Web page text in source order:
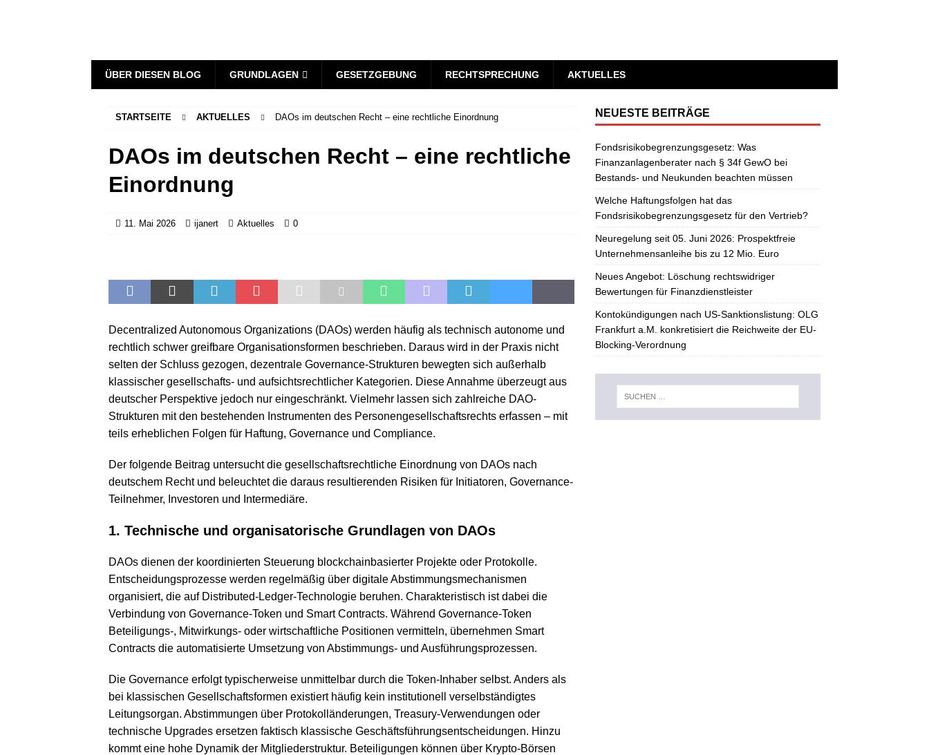
ÜBER DIESEN BLOG GRUNDLAGEN GESETZGEBUNG RECHTSPRECHUNG AKTUELLES
STARTSEITE AKTUELLES DAOs im deutschen Recht – eine rechtliche Einordnung
DAOs im deutschen Recht – eine rechtliche
Einordnung
11. Mai 2026 ijanert Aktuelles 0
Decentralized Autonomous Organizations (DAOs) werden häufig als technisch autonome und
rechtlich schwer greifbare Organisationsformen beschrieben. Daraus wird in der Praxis nicht
selten der Schluss gezogen, dezentrale Governance-Strukturen bewegten sich außerhalb
klassischer gesellschafts- und aufsichtsrechtlicher Kategorien. Diese Annahme überzeugt aus
deutscher Perspektive jedoch nur eingeschränkt. Vielmehr lassen sich zahlreiche DAO-
Strukturen mit den bestehenden Instrumenten des Personengesellschaftsrechts erfassen – mit
teils erheblichen Folgen für Haftung, Governance und Compliance.
Der folgende Beitrag untersucht die gesellschaftsrechtliche Einordnung von DAOs nach
deutschem Recht und beleuchtet die daraus resultierenden Risiken für Initiatoren, Governance-
Teilnehmer, Investoren und Intermediäre.
1. Technische und organisatorische Grundlagen von DAOs
DAOs dienen der koordinierten Steuerung blockchainbasierter Projekte oder Protokolle.
Entscheidungsprozesse werden regelmäßig über digitale Abstimmungsmechanismen
organisiert, die auf Distributed-Ledger-Technologie beruhen. Charakteristisch ist dabei die
Verbindung von Governance-Token und Smart Contracts. Während Governance-Token
Beteiligungs-, Mitwirkungs- oder wirtschaftliche Positionen vermitteln, übernehmen Smart
Contracts die automatisierte Umsetzung von Abstimmungs- und Ausführungsprozessen.
Die Governance erfolgt typischerweise unmittelbar durch die Token-Inhaber selbst. Anders als
bei klassischen Gesellschaftsformen existiert häufig kein institutionell verselbständigtes
Leitungsorgan. Abstimmungen über Protokolländerungen, Treasury-Verwendungen oder
technische Upgrades ersetzen faktisch klassische Geschäftsführungsentscheidungen. Hinzu
kommt eine hohe Dynamik der Mitgliederstruktur. Beteiligungen können über Krypto-Börsen
NEUESTE BEITRÄGE
Fondsrisikobegrenzungsgesetz: Was
Finanzanlagenberater nach § 34f GewO bei
Bestands- und Neukunden beachten müssen
Welche Haftungsfolgen hat das
Fondsrisikobegrenzungsgesetz für den Vertrieb?
Neuregelung seit 05. Juni 2026: Prospektfreie
Unternehmensanleihe bis zu 12 Mio. Euro
Neues Angebot: Löschung rechtswidriger
Bewertungen für Finanzdienstleister
Kontokündigungen nach US-Sanktionslistung: OLG
Frankfurt a.M. konkretisiert die Reichweite der EU-
Blocking-Verordnung